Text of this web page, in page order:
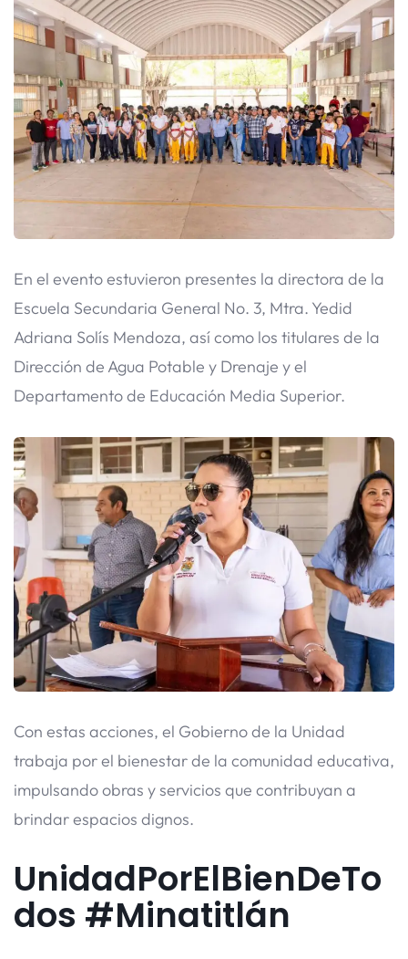
En el evento estuvieron presentes la directora de la
Escuela Secundaria General No. 3, Mtra. Yedid
Adriana Solís Mendoza, así como los titulares de la
Dirección de Agua Potable y Drenaje y el
Departamento de Educación Media Superior.
Con estas acciones, el Gobierno de la Unidad
trabaja por el bienestar de la comunidad educativa,
impulsando obras y servicios que contribuyan a
brindar espacios dignos.
UnidadPorElBienDeTo
dos #Minatitlán